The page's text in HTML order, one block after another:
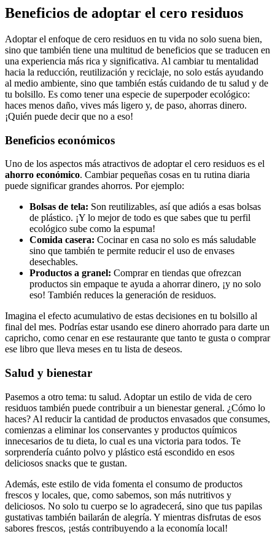
Beneficios de adoptar el cero residuos
Adoptar el enfoque de cero residuos en tu vida no solo suena bien,
sino que también tiene una multitud de beneficios que se traducen en
una experiencia más rica y significativa. Al cambiar tu mentalidad
hacia la reducción, reutilización y reciclaje, no solo estás ayudando
al medio ambiente, sino que también estás cuidando de tu salud y de
tu bolsillo. Es como tener una especie de superpoder ecológico:
haces menos daño, vives más ligero y, de paso, ahorras dinero.
¡Quién puede decir que no a eso!
Beneficios económicos
Uno de los aspectos más atractivos de adoptar el cero residuos es el
ahorro económico. Cambiar pequeñas cosas en tu rutina diaria
puede significar grandes ahorros. Por ejemplo:
Bolsas de tela: Son reutilizables, así que adiós a esas bolsas
de plástico. ¡Y lo mejor de todo es que sabes que tu perfil
ecológico sube como la espuma!
Comida casera: Cocinar en casa no solo es más saludable
sino que también te permite reducir el uso de envases
desechables.
Productos a granel: Comprar en tiendas que ofrezcan
productos sin empaque te ayuda a ahorrar dinero, ¡y no solo
eso! También reduces la generación de residuos.
Imagina el efecto acumulativo de estas decisiones en tu bolsillo al
final del mes. Podrías estar usando ese dinero ahorrado para darte un
capricho, como cenar en ese restaurante que tanto te gusta o comprar
ese libro que lleva meses en tu lista de deseos.
Salud y bienestar
Pasemos a otro tema: tu salud. Adoptar un estilo de vida de cero
residuos también puede contribuir a un bienestar general. ¿Cómo lo
haces? Al reducir la cantidad de productos envasados que consumes,
comienzas a eliminar los conservantes y productos químicos
innecesarios de tu dieta, lo cual es una victoria para todos. Te
sorprendería cuánto polvo y plástico está escondido en esos
deliciosos snacks que te gustan.
Además, este estilo de vida fomenta el consumo de productos
frescos y locales, que, como sabemos, son más nutritivos y
deliciosos. No solo tu cuerpo se lo agradecerá, sino que tus papilas
gustativas también bailarán de alegría. Y mientras disfrutas de esos
sabores frescos, ¡estás contribuyendo a la economía local!